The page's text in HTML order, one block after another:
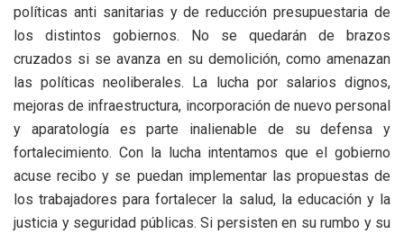
políticas anti sanitarias y de reducción presupuestaria de
los distintos gobiernos. No se quedarán de brazos
cruzados si se avanza en su demolición, como amenazan
las políticas neoliberales. La lucha por salarios dignos,
mejoras de infraestructura, incorporación de nuevo personal
y aparatología es parte inalienable de su defensa y
fortalecimiento. Con la lucha intentamos que el gobierno
acuse recibo y se puedan implementar las propuestas de
los trabajadores para fortalecer la salud, la educación y la
justicia y seguridad públicas. Si persisten en su rumbo y su